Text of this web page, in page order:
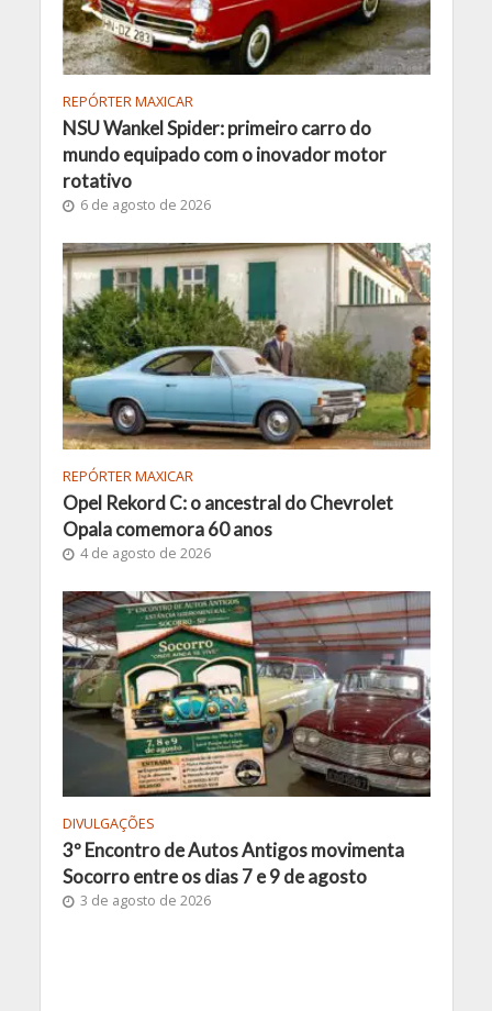
REPÓRTER MAXICAR
NSU Wankel Spider: primeiro carro do
mundo equipado com o inovador motor
rotativo
6 de agosto de 2026
REPÓRTER MAXICAR
Opel Rekord C: o ancestral do Chevrolet
Opala comemora 60 anos
4 de agosto de 2026
DIVULGAÇÕES
3º Encontro de Autos Antigos movimenta
Socorro entre os dias 7 e 9 de agosto
3 de agosto de 2026